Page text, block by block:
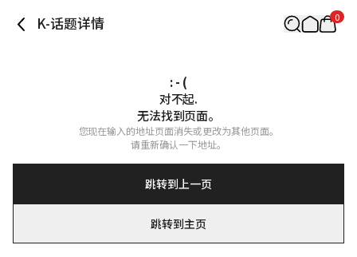
K-话题详情 0
: - (
对不起.
无法找到页面。
您现在输入的地址页面消失或更改为其他页面。
请重新确认一下地址。
跳转到上一页
跳转到主页